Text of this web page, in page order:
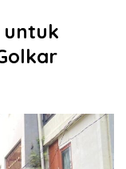
untuk